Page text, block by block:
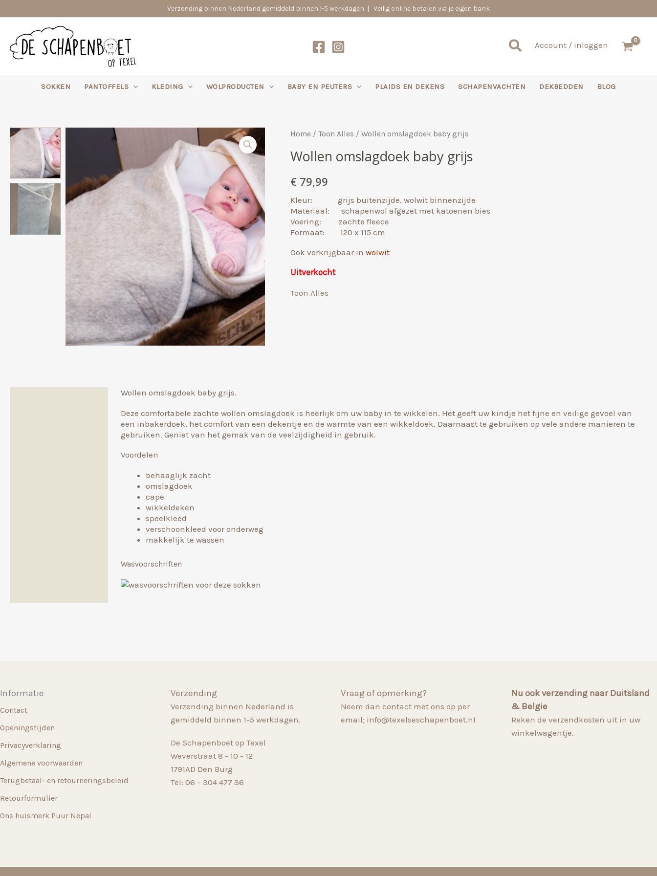
naar
inhoud
Verzending binnen Nederland gemiddeld binnen 1-5 werkdagen | Veilig online betalen via je eigen bank
ZoekenAccount / inloggen
SOKKEN PANTOFFELS KLEDING WOLPRODUCTEN BABY EN PEUTERS PLAIDS EN DEKENS SCHAPENVACHTEN DEKBEDDEN BLOG
Home / Toon Alles / Wollen omslagdoek baby grijs
Wollen omslagdoek baby grijs
€79,99
Kleur: grijs buitenzijde, wolwit binnenzijde
Materiaal: schapenwol afgezet met katoenen bies
Voering: zachte fleece
Formaat: 120 x 115 cm
Ook verkrijgbaar in wolwit
Uitverkocht
Toon Alles
Wollen omslagdoek baby grijs.
Deze comfortabele zachte wollen omslagdoek is heerlijk om uw baby in te wikkelen. Het geeft uw kindje het fijne en veilige gevoel van
een inbakerdoek, het comfort van een dekentje en de warmte van een wikkeldoek. Daarnaast te gebruiken op vele andere manieren te
gebruiken. Geniet van het gemak van de veelzijdigheid in gebruik.
Voordelen
behaaglijk zacht
omslagdoek
cape
wikkeldeken
speelkleed
verschoonkleed voor onderweg
makkelijk te wassen
Wasvoorschriften
Informatie
Contact
Openingstijden
Privacyverklaring
Algemene voorwaarden
Terugbetaal- en retourneringsbeleid
Retourformulier
Ons huismerk Puur Nepal
Verzending
Verzending binnen Nederland is
gemiddeld binnen 1-5 werkdagen.
De Schapenboet op Texel
Weverstraat 8 - 10 - 12
1791AD Den Burg
Tel: 06 – 304 477 36
Vraag of opmerking?
Neem dan contact met ons op per
email; info@texelseschapenboet.nl
Nu ook verzending naar Duitsland
& Belgie
Reken de verzendkosten uit in uw
winkelwagentje.